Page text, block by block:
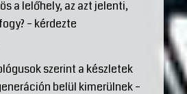
a lelőhely, az azt jelenti,
– kérdezte
szerint a készletek
belül kimerülnek –